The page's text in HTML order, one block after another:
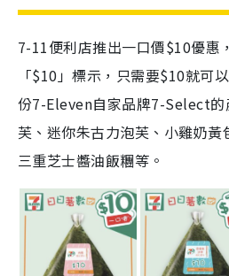
7-11便利店推出一口價$10優惠
「$10」標示，只需要$10就可
份7-Eleven自家品牌7-Select的
芙、迷你朱古力泡芙、小雞奶黃
三重芝士醬油飯糰等。